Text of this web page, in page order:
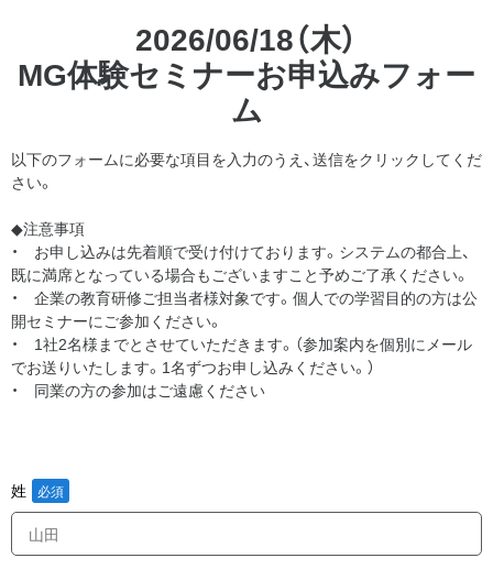
2026/06/18（木）
MG体験セミナーお申込みフォー
ム
以下のフォームに必要な項目を入力のうえ、送信をクリックしてくだ
さい。
◆注意事項
・ お申し込みは先着順で受け付けております。システムの都合上、
既に満席となっている場合もございますこと予めご了承ください。
・ 企業の教育研修ご担当者様対象です。個人での学習目的の方は公
開セミナーにご参加ください。
・ 1社2名様までとさせていただきます。（参加案内を個別にメール
でお送りいたします。1名ずつお申し込みください。）
・ 同業の方の参加はご遠慮ください
姓